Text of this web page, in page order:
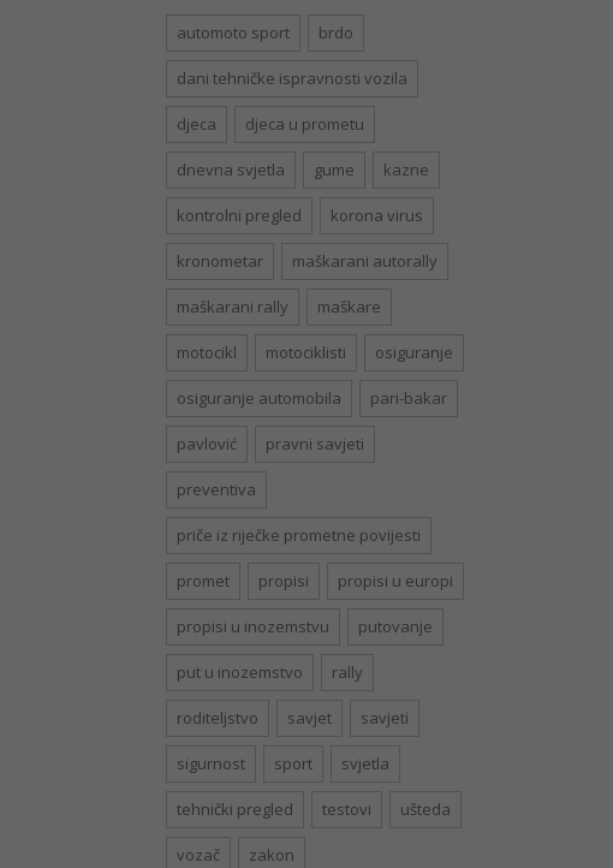
automoto sport brdo
dani tehničke ispravnosti vozila
djeca djeca u prometu
dnevna svjetla gume kazne
kontrolni pregled korona virus
kronometar maškarani autorally
maškarani rally maškare
motocikl motociklisti osiguranje
osiguranje automobila pari-bakar
pavlović pravni savjeti
preventiva
priče iz riječke prometne povijesti
promet propisi propisi u europi
propisi u inozemstvu putovanje
put u inozemstvo rally
roditeljstvo savjet savjeti
sigurnost sport svjetla
tehnički pregled testovi ušteda
vozač zakon